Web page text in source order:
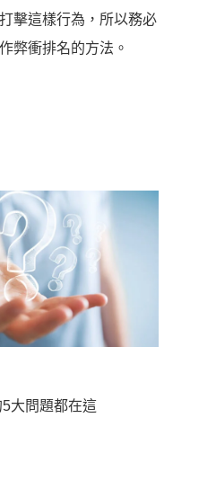
擊這樣行為，所以務必
弊衝排名的方法。
大問題都在這